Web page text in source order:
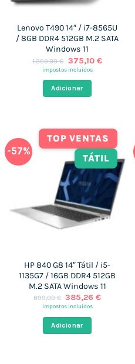
Lenovo T490 14″ / i7-8565U
/ 8GB DDR4 512GB M.2 SATA
Windows 11
1.359,00€ O
preço
era:
1.359,00 €.
375,10 €O
impostos incluídos
Adicionar
-57%
TOP VENTAS
TÁTIL
HP 840 G8 14″ Tátil / i5-
1135G7 / 16GB DDR4 512GB
M.2 SATA Windows 11
899,00€ O
preço
era:
899,00 €.
385,26€O
impostos incluídos
Adicionar